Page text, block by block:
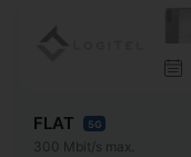
FLAT 5G
300 Mbit/s max.